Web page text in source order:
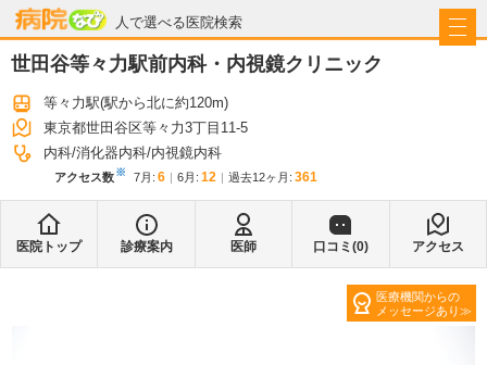
人で選べる医院検索
病院なび
世田谷等々力駅前内科・内視鏡クリニック
等々力駅(駅から北に約120m)
東京都世田谷区等々力3丁目11-5
内科 消化器内科 内視鏡内科
アクセス数※ 7月 : 6 6月 : 12 過去12ヶ月: 361
医院トップ 診療案内 医師 口コミ(0) アクセス
医療機関からの
メッセージあり